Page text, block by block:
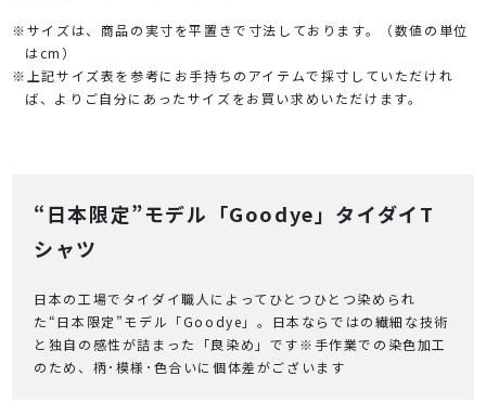
※サイズは、商品の実寸を平置きで寸法しております。（数値の単位
はcm）
※上記サイズ表を参考にお手持ちのアイテムで採寸していただけれ
ば、よりご自分にあったサイズをお買い求めいただけます。
“日本限定”モデル「Goodye」タイダイT
シャツ
日本の工場でタイダイ職人によってひとつひとつ染められ
た“日本限定”モデル「Goodye」。日本ならではの繊細な技術
と独自の感性が詰まった「良染め」です※手作業での染色加工
のため、柄･模様･色合いに個体差がございます